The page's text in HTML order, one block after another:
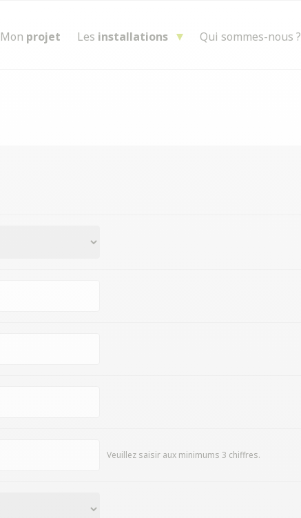
Mon projet Les installations Qui sommes-nous ?
Veuillez saisir aux minimums 3 chiffres.